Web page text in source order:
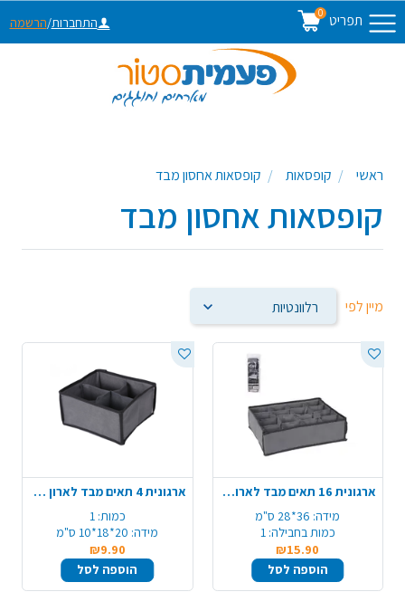
תפריט 0
התחברות/הרשמה
ראשי קופסאות קופסאות אחסון מבד
קופסאות אחסון מבד
מיין לפי
ארגונית 16 תאים מבד לארון 28X36 ס"מ - אפור
מידה: 36*28 ס"מ
כמות בחבילה: 1
₪15.90
הוספה לסל
ארגונית 4 תאים מבד לארון 18X20 ס"מ - אפור
כמות: 1
מידה: 20*18*10 ס"מ
₪9.90
הוספה לסל